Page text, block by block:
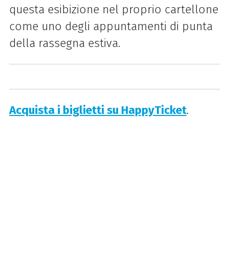
questa esibizione nel proprio cartellone
come uno degli appuntamenti di punta
della rassegna estiva.
Acquista i biglietti su HappyTicket.